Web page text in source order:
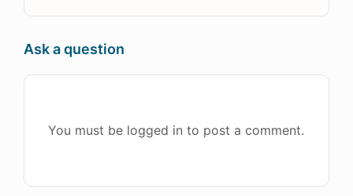
Ask a question
You must be logged in to post a comment.